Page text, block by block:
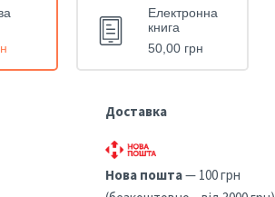
Електронна
книга
50,00 грн
Доставка
Нова пошта— 100 грн